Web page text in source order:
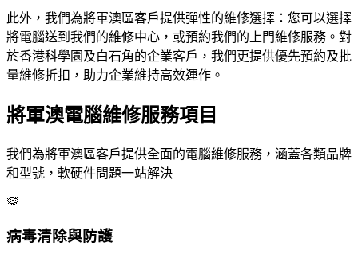
此外，我們為將軍澳區客戶提供彈性的維修選擇：您可以選擇
將電腦送到我們的維修中心，或預約我們的上門維修服務。對
於香港科學園及白石角的企業客戶，我們更提供優先預約及批
量維修折扣，助力企業維持高效運作。
將軍澳電腦維修服務項目
我們為將軍澳區客戶提供全面的電腦維修服務，涵蓋各類品牌
和型號，軟硬件問題一站解決
🦠
病毒清除與防護